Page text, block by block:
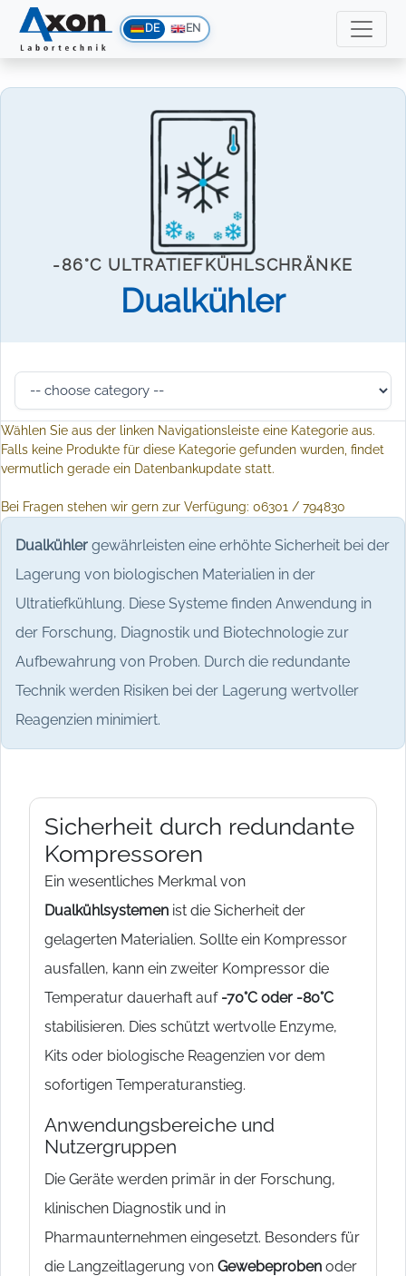
DE EN
-86°C ULTRATIEFKÜHLSCHRÄNKE
Dualkühler
Dualkühler gewährleisten eine erhöhte Sicherheit bei der
Lagerung von biologischen Materialien in der
Ultratiefkühlung. Diese Systeme finden Anwendung in
der Forschung, Diagnostik und Biotechnologie zur
Aufbewahrung von Proben. Durch die redundante
Technik werden Risiken bei der Lagerung wertvoller
Reagenzien minimiert.
Wählen Sie aus der linken Navigationsleiste eine Kategorie aus.
Falls keine Produkte für diese Kategorie gefunden wurden, findet
vermutlich gerade ein Datenbankupdate statt.
Bei Fragen stehen wir gern zur Verfügung: 06301 / 794830
Sicherheit durch redundante
Kompressoren
Ein wesentliches Merkmal von
Dualkühlsystemen ist die Sicherheit der
gelagerten Materialien. Sollte ein Kompressor
ausfallen, kann ein zweiter Kompressor die
Temperatur dauerhaft auf -70°C oder -80°C
stabilisieren. Dies schützt wertvolle Enzyme,
Kits oder biologische Reagenzien vor dem
sofortigen Temperaturanstieg.
Anwendungsbereiche und
Nutzergruppen
Die Geräte werden primär in der Forschung,
klinischen Diagnostik und in
Pharmaunternehmen eingesetzt. Besonders für
die Langzeitlagerung von Gewebeproben oder